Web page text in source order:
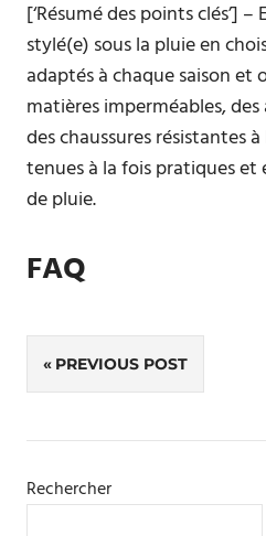
[‘Résumé des points clés’]
stylé(e) sous la pluie en
adaptés à chaque saison et
matières imperméables,
des chaussures résistantes
tenues à la fois pratiques
de pluie.
FAQ
Navigation
de
l’article
PREVIOUS POST
Rechercher